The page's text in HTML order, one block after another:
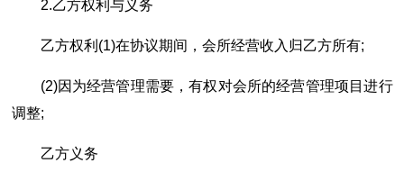
2.乙方权利与义务
乙方权利(1)在协议期间，会所经营收入归乙方所有;
(2)因为经营管理需要，有权对会所的经营管理项目进行
调整;
乙方义务